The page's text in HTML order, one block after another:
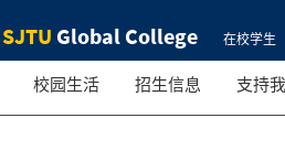
SJTU Global College 在校学生
校园生活 招生信息 支持